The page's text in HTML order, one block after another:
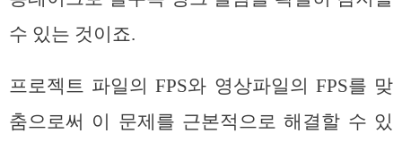
수 있는 것이죠.
프로젝트 파일의 FPS와 영상파일의 FPS를 맞
춤으로써 이 문제를 근본적으로 해결할 수 있